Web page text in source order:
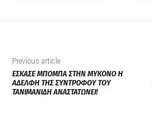
Previous article
ΕΣΚΑΣΕ ΜΠΟΜΠΑ ΣΤΗΝ ΜΥΚΟΝΟ Η
ΑΔΕΛΦΗ ΤΗΣ ΣΥΝΤΡΟΦΟΥ ΤΟΥ
ΤΑΝΙΜΑΝΙΔΗ ΑΝΑΣΤΑΤΩΝΕΙ!